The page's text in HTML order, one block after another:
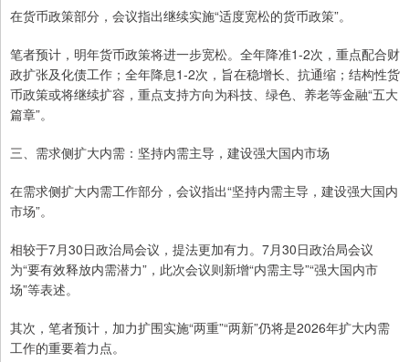
在货币政策部分，会议指出继续实施“适度宽松的货币政策”。
笔者预计，明年货币政策将进一步宽松。全年降准1-2次，重点配合财
政扩张及化债工作；全年降息1-2次，旨在稳增长、抗通缩；结构性货
币政策或将继续扩容，重点支持方向为‌‌科技、‌绿色、‌养老等金融“五大
篇章”。
三、需求侧扩大内需：坚持内需主导，建设强大国内市场
在需求侧扩大内需工作部分，会议指出“坚持内需主导，建设强大国内
市场”。
相较于7月30日政治局会议，提法更加有力。7月30日政治局会议
为“要有效释放内需潜力”，此次会议则新增“内需主导”“强大国内市
场”等表述。
其次，笔者预计，加力扩围实施“两重”“两新”仍将是2026年扩大内需
工作的重要着力点。